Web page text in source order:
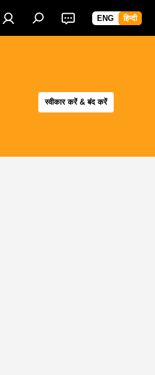
ENG हिन्दी
स्वीकार करें & बंद करें